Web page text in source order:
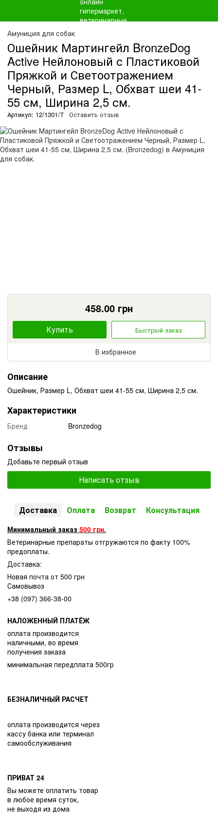
Амуниция для собак
Ошейник Мартингейл BronzeDog
Active Нейлоновый с Пластиковой
Пряжкой и Светоотражением
Черный, Размер L, Обхват шеи 41-
55 см, Ширина 2,5 см.
Артикул: 12/1301/Т Оставить отзыв
458.00 грн
Купить Быстрый заказ
В избранное
Описание
Ошейник, Размер L, Обхват шеи 41-55 см, Ширина 2,5 см.
Характеристики
Бренд Bronzedog
Отзывы
Добавьте первый отзыв
Написать отзыв
Доставка Оплата Возврат Консультация
Минимальный заказ 500 грн.
Ветеринарные препараты отгружаются по факту 100%
предоплаты.
Доставка:
Новая почта от 500 грн
Самовывоз
+38 (097) 366-38-00
НАЛОЖЕННЫЙ ПЛАТЁЖ
оплата производится
наличными, во время
получения заказа
минимальная передплата 500гр
БЕЗНАЛИЧНЫЙ РАСЧЕТ
оплата производится через
кассу банка или терминал
самообслуживания
ПРИВАТ 24
Вы можете оплатить товар
в любое время суток,
не выходя из дома